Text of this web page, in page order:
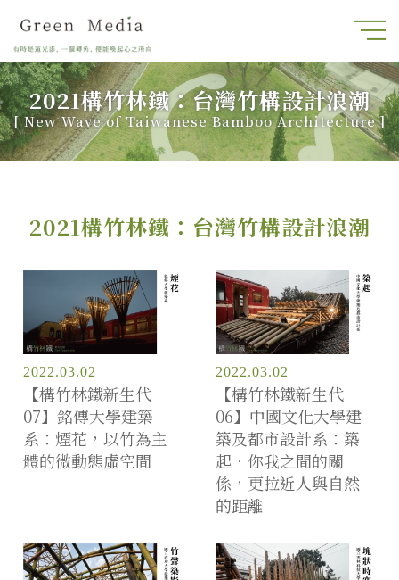
2021構竹林鐵：台灣竹構設計浪潮
[New Wave of Taiwanese Bamboo Architecture]
2021構竹林鐵：台灣竹構設計浪潮
2022.03.02
【構竹林鐵新生代
07】銘傳大學建築
系：煙花，以竹為主
體的微動態虛空間
2022.03.02
【構竹林鐵新生代
06】中國文化大學建
築及都市設計系：築
起．你我之間的關
係，更拉近人與自然
的距離